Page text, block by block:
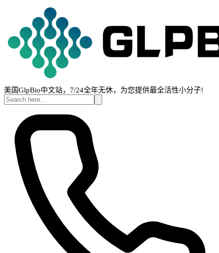
美国GlpBio中文站，7/24全年无休，为您提供最全活性小分子!